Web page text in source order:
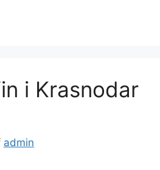
i Krasnodar
admin